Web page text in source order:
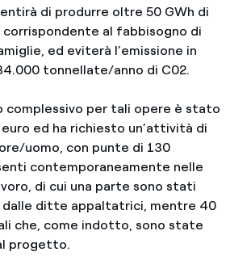
di produrre oltre 50 GWh di
corrispondente al fabbisogno di
ed eviterà l’emissione in
tonnellate/anno di C02.
complessivo per tali opere è stato
ed ha richiesto un’attività di
uomo, con punte di 130
contemporaneamente nelle
di cui una parte sono stati
dalle ditte appaltatrici, mentre 40
che, come indotto, sono state
progetto.